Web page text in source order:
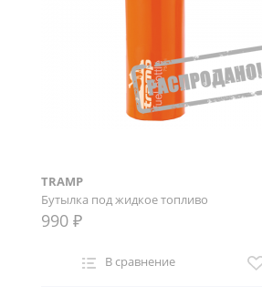
TRAMP
Бутылка под жидкое топливо
990 ₽
В сравнение